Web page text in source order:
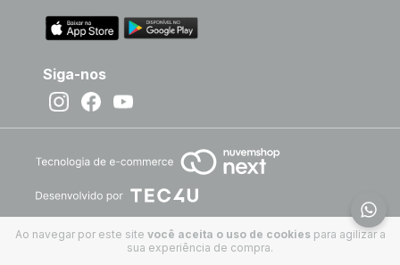
Ao navegar por este site você aceita o uso de cookiespara agilizar a
sua experiência de compra.
Siga-nos